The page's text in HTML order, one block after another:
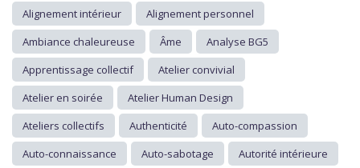
Alignement intérieur
Alignement personnel
Ambiance chaleureuse
Âme
Analyse BG5
Apprentissage collectif
Atelier convivial
Atelier en soirée
Atelier Human Design
Ateliers collectifs
Authenticité
Auto-compassion
Auto-connaissance
Auto-sabotage
Autorité intérieure